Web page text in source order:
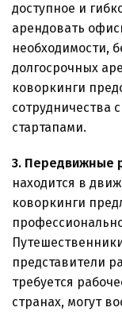
доступное и
арендовать
необходимости,
долгосрочных
коворкинги
сотрудничества
стартапами.
3. Передвижные
находится в
коворкинги
представители
требуется
странах, могут